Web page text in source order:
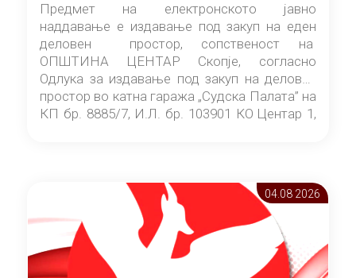
Предмет на електронското јавно
наддавање е издавање под закуп на еден
деловен простор, сопственост на
ОПШТИНА ЦЕНТАР Скопје, согласно
Одлука за издавање под закуп на деловен
простор во катна гаража „Судска Палата” на
КП бр. 8885/7, И.Л. бр. 103901 КО Центар 1,
Скопје” број 9/2026), за времетраење од 3
(три) години од денот на потпишувањето на
Договорот за закуп со најповолниот
понудувач.
04.08 2026